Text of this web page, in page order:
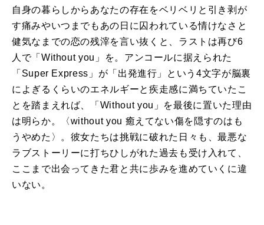
自身の暮らしからあなたの存在をベリベリと引き剥が
す痛みやいつまでもあの日に囚われている情けなさと
健気なまでの恋の残滓を言い抜くと、ラストは再び6
人で「Without you」を。アンコールに据えられた
「Super Express」が「出発進行」という4文字が脳裏
によぎるくらいのエネルギーと疾走感に満ちていたこ
とを踏まえれば、「Without you」を最後に置いた理由
は明らか。〈without you 癒えてない傷を隠すのはも
うやめた〉。彼女たちは挑戦に破れた日々も、最悪な
ラブストーリーに打ちひしがれた過去も受け入れて、
ここまで出会ってきた君と共に歩みを進めていくに違
いない。